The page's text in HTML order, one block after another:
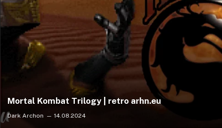
Mortal Kombat Trilogy | retro arhn.eu
Dark Archon 14.08.2024